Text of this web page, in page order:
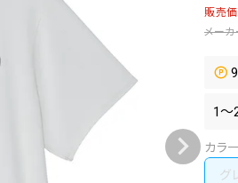
販売
メー
カラー
グ